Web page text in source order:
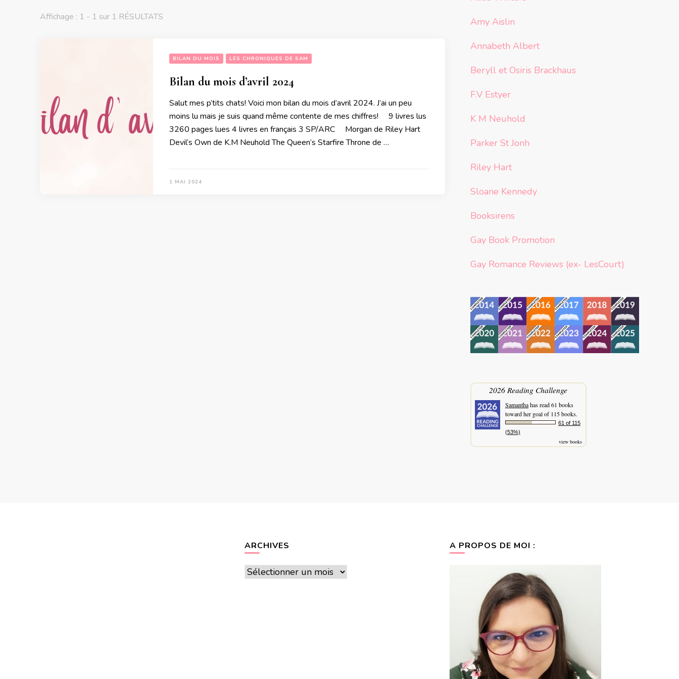
Affichage : 1 - 1 sur 1 RÉSULTATS
BILAN DU MOIS LES CHRONIQUES DE SAM
Bilan du mois d’avril 2024
Salut mes p’tits chats! Voici mon bilan du mois d’avril 2024. J’ai un peu
moins lu mais je suis quand même contente de mes chiffres! 9 livres lus
3260 pages lues 4 livres en français 3 SP/ARC Morgan de Riley Hart
Devil’s Own de K.M Neuhold The Queen’s Starfire Throne de …
1 MAI 2024
Amy Aislin
Annabeth Albert
Beryll et Osiris Brackhaus
F.V Estyer
K M Neuhold
Parker St Jonh
Riley Hart
Sloane Kennedy
Booksirens
Gay Book Promotion
Gay Romance Reviews (ex- LesCourt)
2026 Reading Challenge
Samanthahas read 61 books
toward her goal of 115 books.
61 of 115
(53%)
view books
ARCHIVES
Archives
A PROPOS DE MOI :